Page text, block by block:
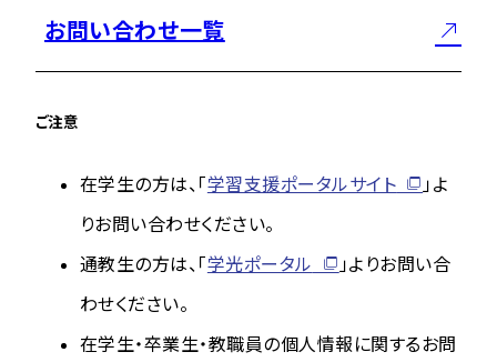
お問い合わせ一覧
ご注意
在学生の方は、「学習支援ポータルサイト
」よ
りお問い合わせください。
通教生の方は、「学光ポータル
」よりお問い合
わせください。
在学生・卒業生・教職員の個人情報に関するお問